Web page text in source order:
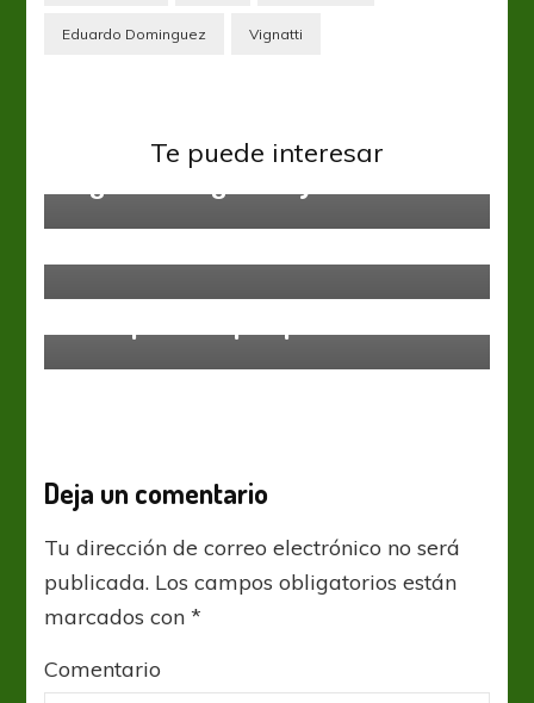
Eduardo Dominguez Vignatti
Te puede interesar
Argentinos Jrs Arsenal Liga Profesional
Deja un comentario
Tu dirección de correo electrónico no será
publicada. Los campos obligatorios están
marcados con*
Comentario